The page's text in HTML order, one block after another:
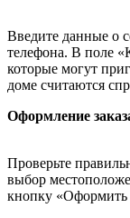
Введите данные о
телефона. В поле
которые могут
доме считаются
Оформление
Проверьте
выбор
кнопку «Оформить